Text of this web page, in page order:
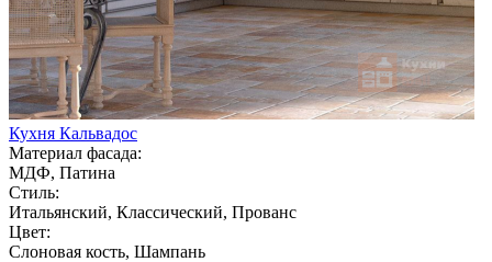
Кухня Кальвадос
Материал фасада:
МДФ, Патина
Стиль:
Итальянский, Классический, Прованс
Цвет:
Слоновая кость, Шампань